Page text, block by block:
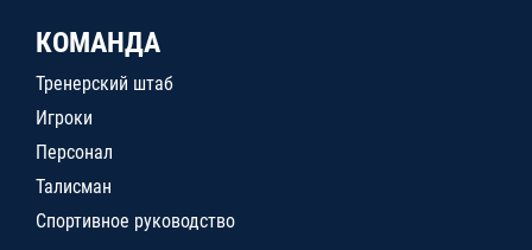
КОМАНДА
Тренерский штаб
Игроки
Персонал
Талисман
Спортивное руководство